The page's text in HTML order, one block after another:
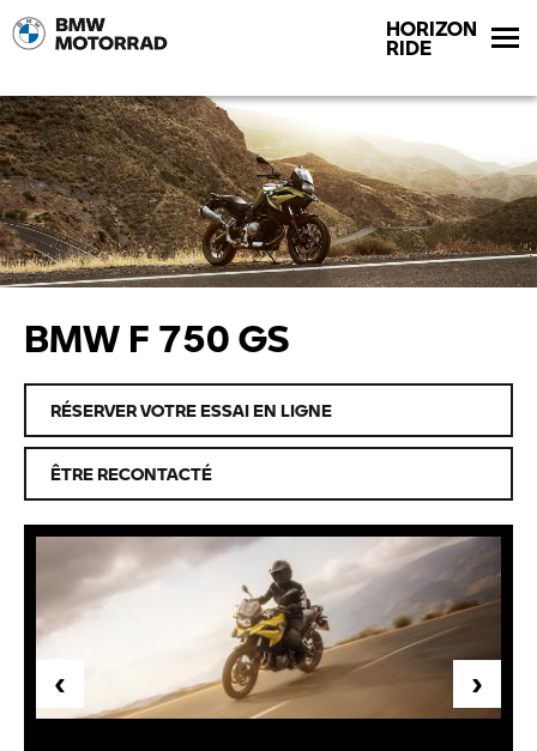
HORIZON
RIDE
BMW F 750 GS
RÉSERVER VOTRE ESSAI EN LIGNE
ÊTRE RECONTACTÉ
‹ ›